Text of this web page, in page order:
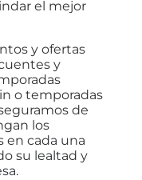
el mejor
y ofertas
y
o temporadas
de
los
en cada una
su lealtad y